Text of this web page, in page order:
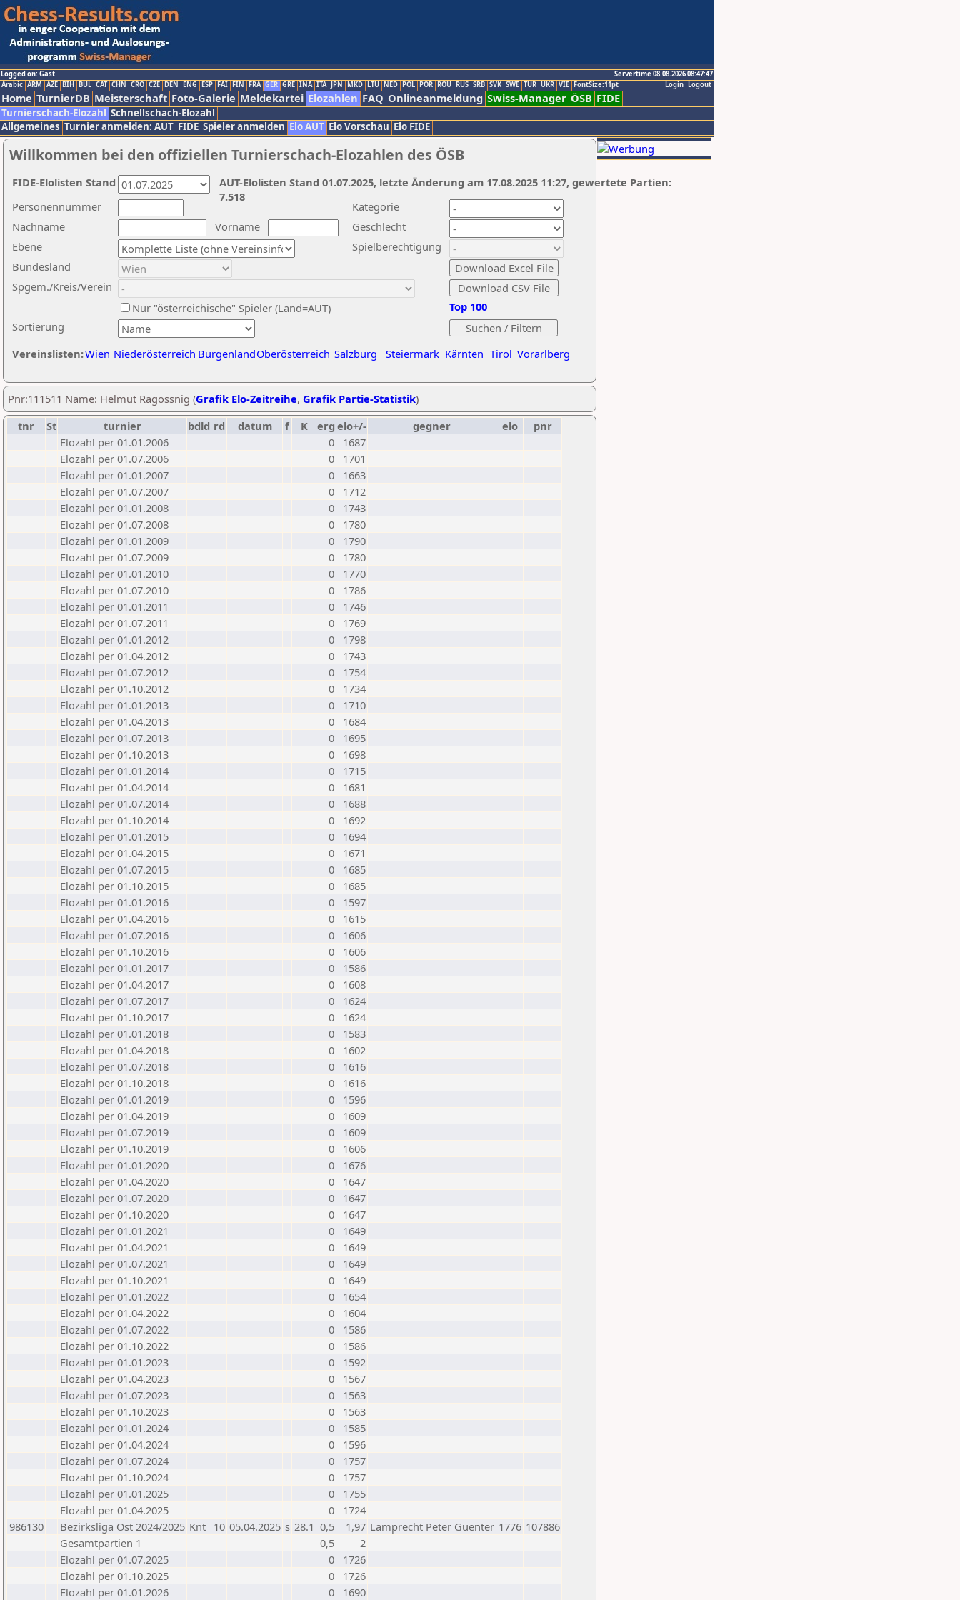
Logged on: Gast
Servertime 08.08.2026 08:47:47
Logout
Login
Arabic ARM AZE BIH BUL CAT CHN CRO CZE DEN ENG ESP FAI FIN FRA GER GRE INA ITA JPN MKD LTU NED POL POR ROU RUS SRB SVK SWE TUR UKR VIE FontSize:11pt
Home TurnierDB Meisterschaft Foto-Galerie Meldekartei Elozahlen FAQ Onlineanmeldung Swiss-Manager ÖSB FIDE
Turnierschach-Elozahl Schnellschach-Elozahl
Allgemeines Turnier anmelden: AUT FIDE Spieler anmelden Elo AUT Elo Vorschau Elo FIDE
Willkommen bei den offiziellen Turnierschach-Elozahlen des ÖSB
Nachname
Vorname
Ebene
Kategorie
Sortierung
Personennummer
Bundesland
Spgem./Kreis/Verein
Geschlecht
Nur "österreichische" Spieler (Land=AUT)
Spielberechtigung
Vereinslisten:Wien Niederösterreich BurgenlandOberösterreich Salzburg Steiermark Kärnten Tirol Vorarlberg
Top 100
AUT-Elolisten Stand 01.07.2025, letzte Änderung am 17.08.2025 11:27, gewertete Partien:
7.518
FIDE-Elolisten Stand
Pnr:111511 Name: Helmut Ragossnig (Grafik Elo-Zeitreihe, Grafik Partie-Statistik)
tnr
St turnier bdld rd datum f K erg elo+/- gegner elo
pnr
Elozahl per 01.01.2006
0
1687
Elozahl per 01.07.2006
0
1701
Elozahl per 01.01.2007
0
1663
Elozahl per 01.07.2007
0
1712
Elozahl per 01.01.2008
0
1743
Elozahl per 01.07.2008
0
1780
Elozahl per 01.01.2009
0
1790
Elozahl per 01.07.2009
0
1780
Elozahl per 01.01.2010
0
1770
Elozahl per 01.07.2010
0
1786
Elozahl per 01.01.2011
0
1746
Elozahl per 01.07.2011
0
1769
Elozahl per 01.01.2012
0
1798
Elozahl per 01.04.2012
0
1743
Elozahl per 01.07.2012
0
1754
Elozahl per 01.10.2012
0
1734
Elozahl per 01.01.2013
0
1710
Elozahl per 01.04.2013
0
1684
Elozahl per 01.07.2013
0
1695
Elozahl per 01.10.2013
0
1698
Elozahl per 01.01.2014
0
1715
Elozahl per 01.04.2014
0
1681
Elozahl per 01.07.2014
0
1688
Elozahl per 01.10.2014
0
1692
Elozahl per 01.01.2015
0
1694
Elozahl per 01.04.2015
0
1671
Elozahl per 01.07.2015
0
1685
Elozahl per 01.10.2015
0
1685
Elozahl per 01.01.2016
0
1597
Elozahl per 01.04.2016
0
1615
Elozahl per 01.07.2016
0
1606
Elozahl per 01.10.2016
0
1606
Elozahl per 01.01.2017
0
1586
Elozahl per 01.04.2017
0
1608
Elozahl per 01.07.2017
0
1624
Elozahl per 01.10.2017
0
1624
Elozahl per 01.01.2018
0
1583
Elozahl per 01.04.2018
0
1602
Elozahl per 01.07.2018
0
1616
Elozahl per 01.10.2018
0
1616
Elozahl per 01.01.2019
0
1596
Elozahl per 01.04.2019
0
1609
Elozahl per 01.07.2019
0
1609
Elozahl per 01.10.2019
0
1606
Elozahl per 01.01.2020
0
1676
Elozahl per 01.04.2020
0
1647
Elozahl per 01.07.2020
0
1647
Elozahl per 01.10.2020
0
1647
Elozahl per 01.01.2021
0
1649
Elozahl per 01.04.2021
0
1649
Elozahl per 01.07.2021
0
1649
Elozahl per 01.10.2021
0
1649
Elozahl per 01.01.2022
0
1654
Elozahl per 01.04.2022
0
1604
Elozahl per 01.07.2022
0
1586
Elozahl per 01.10.2022
0
1586
Elozahl per 01.01.2023
0
1592
Elozahl per 01.04.2023
0
1567
Elozahl per 01.07.2023
0
1563
Elozahl per 01.10.2023
0
1563
Elozahl per 01.01.2024
0
1585
Elozahl per 01.04.2024
0
1596
Elozahl per 01.07.2024
0
1757
Elozahl per 01.10.2024
0
1757
Elozahl per 01.01.2025
0
1755
Elozahl per 01.04.2025
0
1724
986130
Bezirksliga Ost 2024/2025 Knt 10 05.04.2025 s 28.1 0,5 1,97 Lamprecht Peter Guenter 1776 107886
Gesamtpartien 1
0,5
2
Elozahl per 01.07.2025
0
1726
Elozahl per 01.10.2025
0
1726
Elozahl per 01.01.2026
0 1690